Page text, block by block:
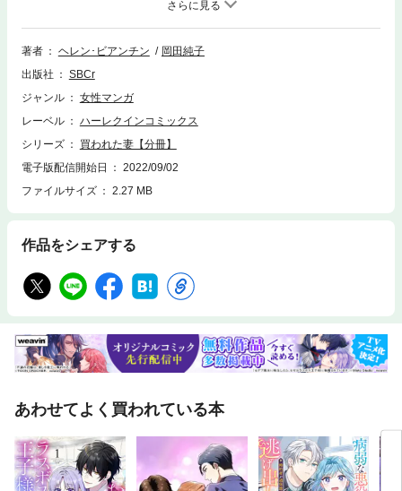
る提案をもちかけた。助ける代わりに彼と結婚し、子供を産めというの
だ！ 私に後継ぎを得るための道具になれと言うの!? 抵抗するロミーに、彼
は「代償もなしに援助すると思うのか？」と、嘲るような笑みを向ける。
著者 ヘレン･ビアンチン
岡田純子
出版社
SBCr
ジャンル
女性マンガ
レーベル
ハーレクインコミックス
シリーズ
買われた妻【分冊】
電子版配信開始日
2022/09/02
ファイルサイズ
2.27 MB
作品をシェアする
あわせてよく買われている本